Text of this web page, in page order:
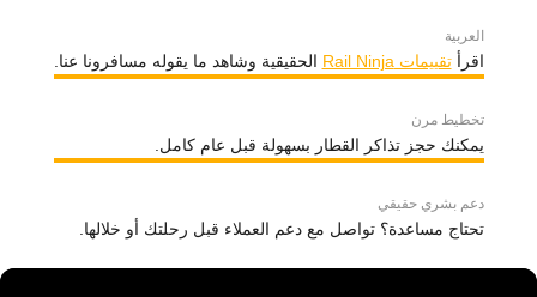
العربية
اقرأتقييمات Rail Ninja الحقيقية وشاهد ما يقوله مسافرونا عنا.
تخطيط مرن
يمكنك حجز تذاكر القطار بسهولة قبل عام كامل.
دعم بشري حقيقي
تحتاج مساعدة؟ تواصل مع دعم العملاء قبل رحلتك أو خلالها.